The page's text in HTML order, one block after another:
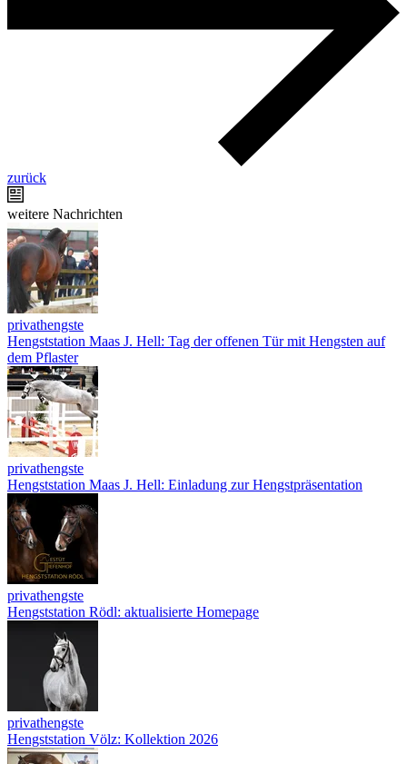
zurück
weitere Nachrichten
privathengste
Hengststation Maas J. Hell: Tag der offenen Tür mit Hengsten auf
dem Pflaster
privathengste
Hengststation Maas J. Hell: Einladung zur Hengstpräsentation
privathengste
Hengststation Rödl: aktualisierte Homepage
privathengste
Hengststation Völz: Kollektion 2026